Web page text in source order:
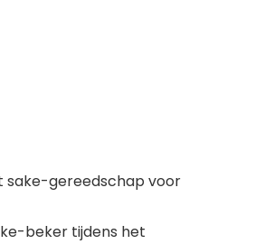
sake-gereedschap voor
beker tijdens het